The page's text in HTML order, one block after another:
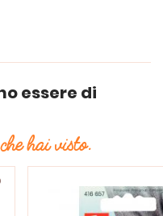
essere di
hai visto.